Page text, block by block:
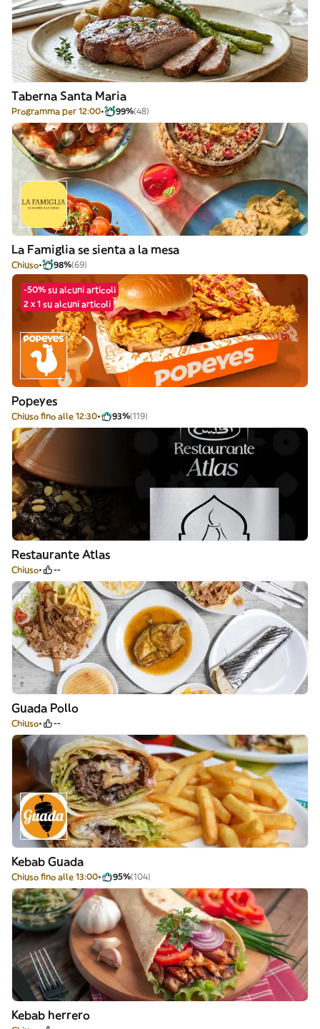
Taberna Santa Maria
Programma per 12:00 99%(48)
La Famiglia se sienta a la mesa
Chiuso 98%(69)
-50% su alcuni articoli
2 x 1 su alcuni articoli
Popeyes
Chiuso fino alle 12:30 93%(119)
Restaurante Atlas
Chiuso --
Guada Pollo
Chiuso --
Kebab Guada
Chiuso fino alle 13:00 95%(104)
Kebab herrero